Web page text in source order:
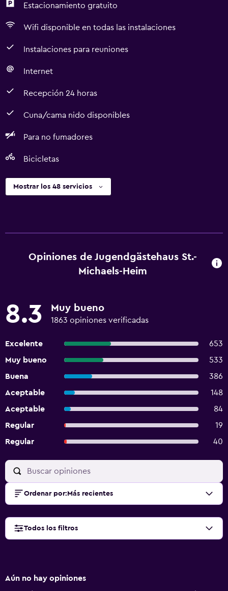
Estacionamiento gratuito
Wifi disponible en todas las instalaciones
Instalaciones para reuniones
Internet
Recepción 24 horas
Cuna/cama nido disponibles
Para no fumadores
Bicicletas
Mostrar los 48 servicios
Opiniones de Jugendgästehaus St.-
Michaels-Heim
8.3 Muy bueno
1863 opiniones verificadas
Excelente
653
Muy bueno
533
Buena
386
Aceptable
148
Aceptable
84
Regular
19
Regular
40
Ordenar por: Más recientes
Todos los filtros
Aún no hay opiniones